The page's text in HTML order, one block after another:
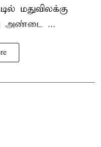
மதுவிலக்கு
அண்டை ...